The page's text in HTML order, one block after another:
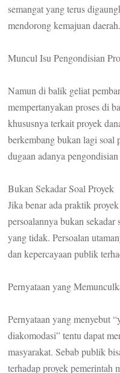
semangat yang terus
mendorong kemajuan daerah.
Muncul Isu Pengondisian
Namun di balik geliat
mempertanyakan proses di
khususnya terkait proyek
berkembang bukan lagi soal
dugaan adanya
Bukan Sekadar Soal Proyek
Jika benar ada praktik
persoalannya bukan sekadar
yang tidak. Persoalan
dan kepercayaan publik
Pernyataan yang
Pernyataan yang menyebut
diakomodasi” tentu dapat
masyarakat. Sebab publik
terhadap proyek pemerintah